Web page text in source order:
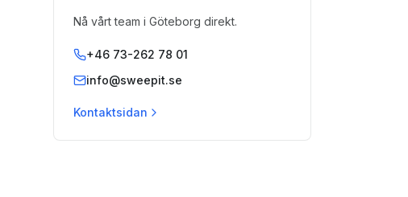
Nå vårt team i Göteborg direkt.
+46 73-262 78 01
info@sweepit.se
Kontaktsidan